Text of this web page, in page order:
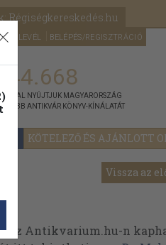
Régiségkereskedés.hu
HÍRLEVÉL BELÉPÉS/REGISZTRÁCIÓ
KÖTELEZŐ ÉS AJÁNLOTT
NYÚJTJUK MAGYARORSZÁG
ANTIKVÁR KÖNYV-KÍNÁLATÁT
Vissza az
az Antikvarium.hu-n